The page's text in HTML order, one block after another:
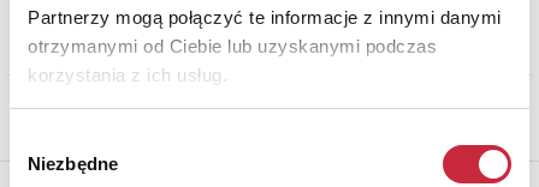
Partnerzy mogą połączyć te informacje z innymi danymi
otrzymanymi od Ciebie lub uzyskanymi podczas
korzystania z ich usług.
zgody
Niezbędne
Oferta w mieście: